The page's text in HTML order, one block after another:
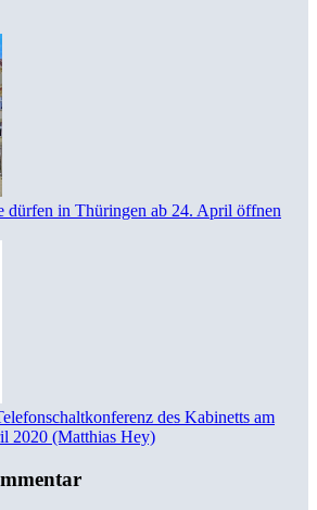
dürfen in Thüringen ab 24. April öffnen
des Kabinetts am
2020 (Matthias Hey)